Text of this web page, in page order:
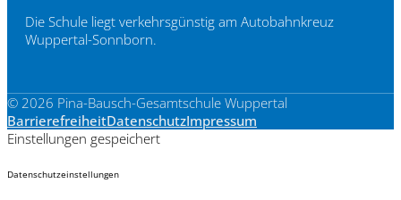
Die Schule liegt verkehrsgünstig am Autobahnkreuz
Wuppertal-Sonnborn.
© 2026 Pina-Bausch-Gesamtschule Wuppertal
BarrierefreiheitDatenschutzImpressum
Einstellungen gespeichert
Datenschutzeinstellungen